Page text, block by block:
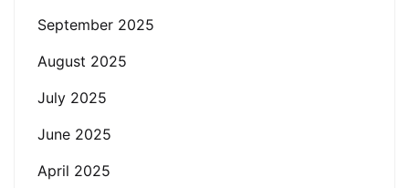
September 2025
August 2025
July 2025
June 2025
April 2025